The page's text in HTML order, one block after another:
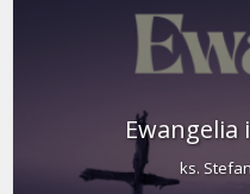
Ewangelia
ks.